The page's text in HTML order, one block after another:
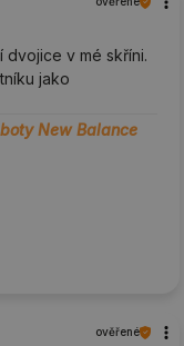
dvojice v mé skříni.
jako
New Balance
ověřené